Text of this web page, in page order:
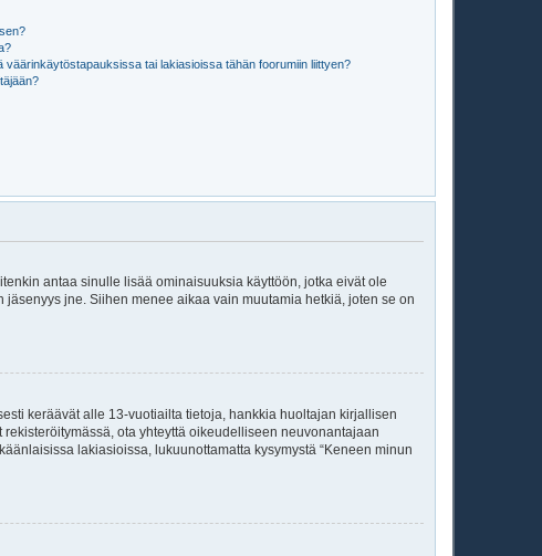
väärinkäytöstapauksissa tai lakiasioissa tähän foorumiin liittyen?
antaa sinulle lisää ominaisuuksia käyttöön, jotka eivät ole
jne. Siihen menee aikaa vain muutamia hetkiä, joten se on
keräävät alle 13-vuotiailta tietoja, hankkia huoltajan kirjallisen
ota yhteyttä oikeudelliseen neuvonantajaan
lakiasioissa, lukuunottamatta kysymystä “Keneen minun